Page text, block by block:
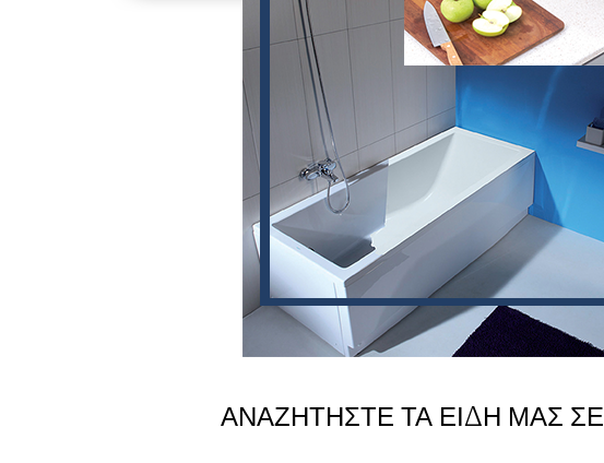
ΑΝΑΖΗΤΗΣΤΕ ΤΑ ΕΙΔΗ ΜΑΣ